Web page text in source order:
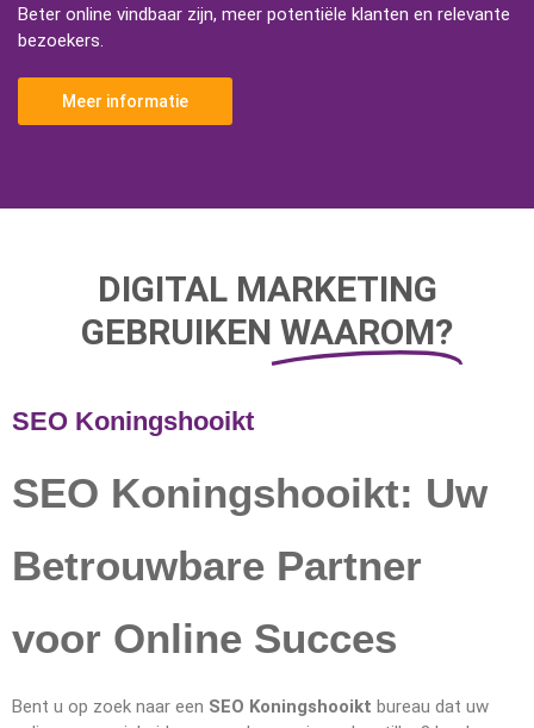
Beter online vindbaar zijn, meer potentiële klanten en relevante
bezoekers.
Meer informatie
DIGITAL MARKETING
GEBRUIKEN WAAROM?
SEO Koningshooikt
SEO Koningshooikt: Uw
Betrouwbare Partner
voor Online Succes
Bent u op zoek naar een SEO Koningshooikt bureau dat uw